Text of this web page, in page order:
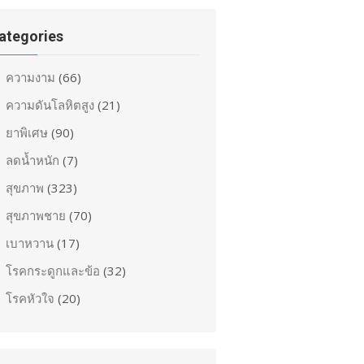
ความงาม (66)
ความดันโลหิตสูง (21)
ยาพิเศษ (90)
ลดน้ำหนัก (7)
สุขภาพ (323)
สุขภาพชาย (70)
เบาหวาน (17)
โรคกระดูกและข้อ (32)
โรคหัวใจ (20)